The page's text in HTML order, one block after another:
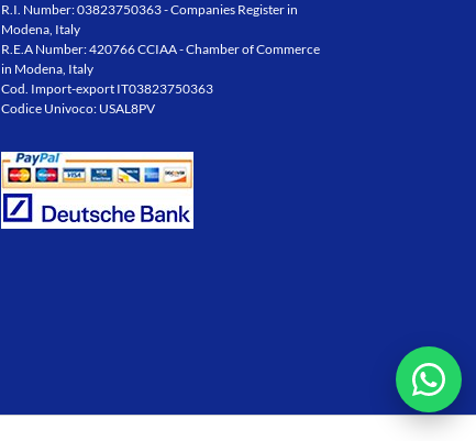
R.I. Number: 03823750363 - Companies Register in
Modena, Italy
R.E.A Number: 420766 CCIAA - Chamber of Commerce
in Modena, Italy
Cod. Import-export IT03823750363
Codice Univoco: USAL8PV